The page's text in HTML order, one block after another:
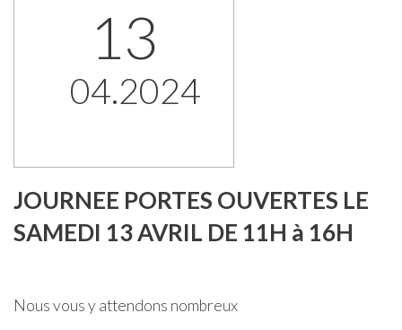
13
04.2024
JOURNEE PORTES OUVERTES LE
SAMEDI 13 AVRIL DE 11H à 16H
Nous vous y attendons nombreux